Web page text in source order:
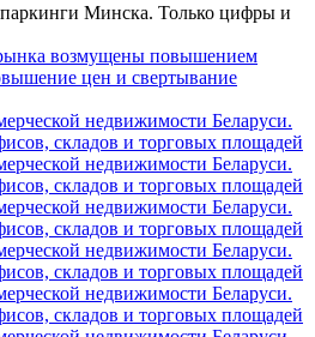
Минска. Только цифры и
возмущены повышением
цен и свертывание
недвижимости Беларуси.
складов и торговых площадей
недвижимости Беларуси.
складов и торговых площадей
недвижимости Беларуси.
складов и торговых площадей
недвижимости Беларуси.
складов и торговых площадей
недвижимости Беларуси.
складов и торговых площадей